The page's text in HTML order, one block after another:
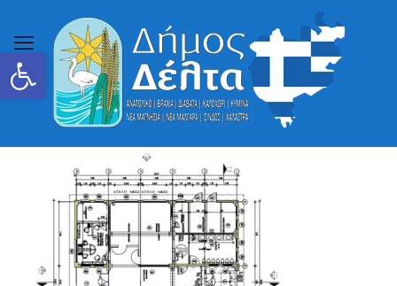
Ανοίξτε τη γραμμή εργαλείων